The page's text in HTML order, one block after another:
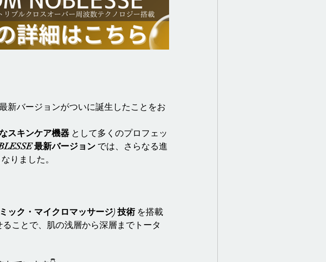
新バージョンがついに誕生したことをお
スキンケア機器 として多くのプロフェッ
最新バージョン では、さらなる進
りました。
ック・マイクロマッサージ) 技術 を搭載
ことで、肌の浅層から深層までトータ